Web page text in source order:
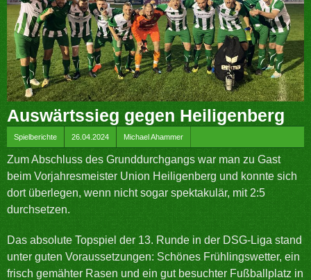
Auswärtssieg gegen Heiligenberg
Spielberichte 26.04.2024 Michael Ahammer
Zum Abschluss des Grunddurchgangs war man zu Gast
beim Vorjahresmeister Union Heiligenberg und konnte sich
dort überlegen, wenn nicht sogar spektakulär, mit 2:5
durchsetzen.
Das absolute Topspiel der 13. Runde in der DSG-Liga stand
unter guten Voraussetzungen: Schönes Frühlingswetter, ein
frisch gemähter Rasen und ein gut besuchter Fußballplatz in